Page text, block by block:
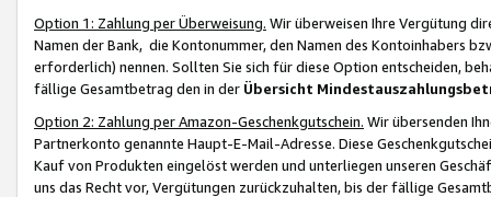
Option 1: Zahlung per Überweisung. Wir überweisen Ihre Vergütung
Namen der Bank, die Kontonummer, den Namen des Kontoinhabers
erforderlich) nennen. Sollten Sie sich für diese Option entscheiden,
fällige Gesamtbetrag den in der Übersicht
Option 2: Zahlung per Amazon-Geschenkgutschein. Wir übersenden
Partnerkonto genannte Haupt-E-Mail-Adresse. Diese
Kauf von Produkten eingelöst werden und unterliegen unseren
uns das Recht vor, Vergütungen zurückzuhalten, bis der fällige